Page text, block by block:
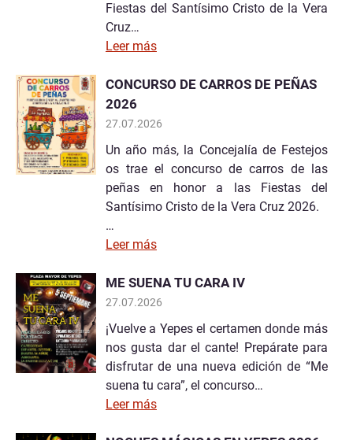
Fiestas del Santísimo Cristo de la Vera
Cruz…
Leer más
CONCURSO DE CARROS DE PEÑAS
2026
27.07.2026
Un año más, la Concejalía de Festejos
os trae el concurso de carros de las
peñas en honor a las Fiestas del
Santísimo Cristo de la Vera Cruz 2026.
…
Leer más
ME SUENA TU CARA IV
27.07.2026
¡Vuelve a Yepes el certamen donde más
nos gusta dar el cante! Prepárate para
disfrutar de una nueva edición de “Me
suena tu cara”, el concurso…
Leer más